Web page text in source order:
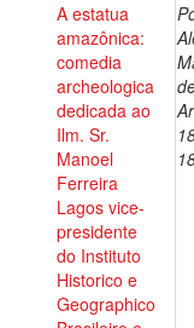
A estatua
amazônica:
comedia
archeologica
dedicada ao
Ilm. Sr.
Manoel
Ferreira
Lagos vice-
presidente
do Instituto
Historico e
Geographico